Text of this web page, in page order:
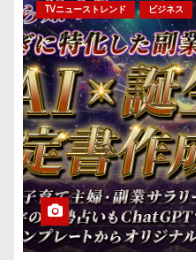
TVニューストレンド ビジネス